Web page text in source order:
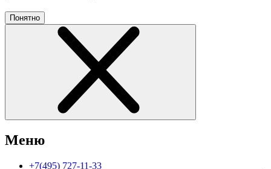
Понятно
Меню
+7(495) 727-11-33